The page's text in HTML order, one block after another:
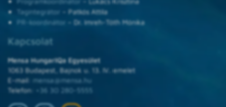
Tagintegrátor
– Patkós Attila
PR-koordinátor – Dr. Imreh-Tóth Mónika
Kapcsolat
Mensa HungarIQa Egyesület
1063 Budapest, Bajnok u. 13. IV. emelet
E-mail: mensa@mensa.hu
Telefon:
+36 30 280-5555